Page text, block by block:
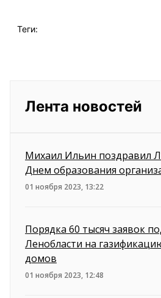
Теги:
Лента новостей
Михаил Ильин поздравил
Днем образования
01 ноября 2023, 13:22
Порядка 60 тысяч заявок
Ленобласти на
домов
01 ноября 2023, 12:48